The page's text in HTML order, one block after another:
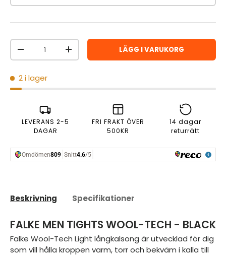
Antal
MINSKA ANTALÖKA ANTAL LÄGG I VARUKORG
2 i lager
LEVERANS 2-5
DAGAR
FRI FRAKT ÖVER
500KR
14 dagar
returrätt
Beskrivning Specifikationer
FALKE MEN TIGHTS WOOL-TECH - BLACK
Falke Wool-Tech Light långkalsong är utvecklad för dig
som vill hålla kroppen varm, torr och bekväm i kalla till